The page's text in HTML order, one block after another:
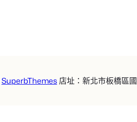
SuperbThemes 店址：新北市板橋區